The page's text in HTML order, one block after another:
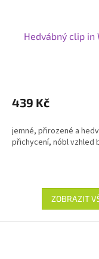
Hedvábný clip in
439 Kč
jemné, přirozené a
přichycení, nóbl vzhled
ZOBRAZIT